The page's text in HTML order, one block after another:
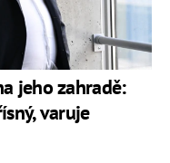
jeho zahradě:
varuje